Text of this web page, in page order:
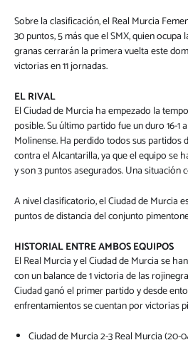
Sobre la clasificación, el Real Murcia
30 puntos, 5 más que el SMX, quien ocupa
granas cerrarán la primera vuelta este
victorias en 11 jornadas.
EL RIVAL
El Ciudad de Murcia ha empezado la
posible. Su último partido fue un duro 16-1
Molinense. Ha perdido todos sus partidos
contra el Alcantarilla, ya que el equipo se
y son 3 puntos asegurados. Una situación
A nivel clasificatorio, el Ciudad de Murcia
puntos de distancia del conjunto
HISTORIAL ENTRE AMBOS EQUIPOS
El Real Murcia y el Ciudad de Murcia se
con un balance de 1 victoria de las
Ciudad ganó el primer partido y desde
enfrentamientos se cuentan por victorias
Ciudad de Murcia 2-3 Real Murcia (20-